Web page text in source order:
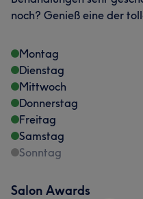
noch? Genieß eine der
Montag
Dienstag
Mittwoch
Donnerstag
Freitag
Samstag
Sonntag
Salon Awards